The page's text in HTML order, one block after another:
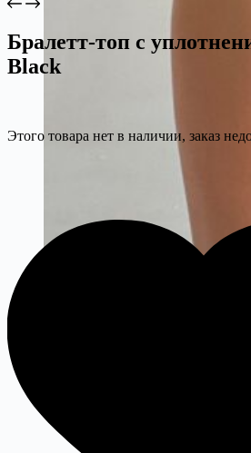
Бралетт-топ с
Black
Этого товара нет в наличии, заказ